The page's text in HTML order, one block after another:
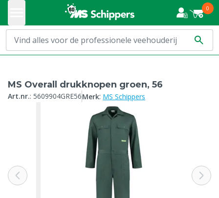
0
MS Overall drukknopen groen, 56
Art.nr.: 5609904GRE56Merk: MS Schippers